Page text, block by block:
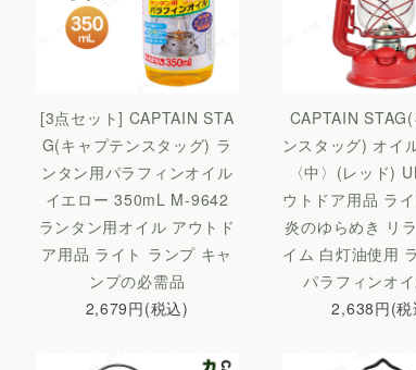
[3点セット] CAPTAIN STA
G(キャプテンスタッグ) ラ
ンタン用パラフィンオイル
イエロー 350mL M-9642
ランタン用オイル アウトド
ア用品 ライト ランプ キャ
ンプの必需品
2,679円(税込)
CAPTAIN
ンスタッグ) オイ
〈中〉(レッド)
ウトドア用品 ラ
炎のゆらめき リ
イム 白灯油使用
パラフィンオ
2,638円(税